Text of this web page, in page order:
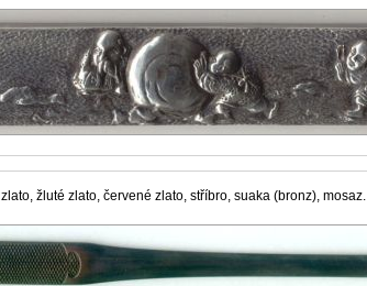
žluté zlato, červené zlato, stříbro, suaka (bronz), mosaz.